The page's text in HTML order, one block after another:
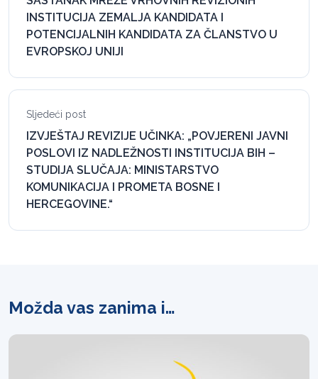
INSTITUCIJA ZEMALJA KANDIDATA I
POTENCIJALNIH KANDIDATA ZA ČLANSTVO U
EVROPSKOJ UNIJI
Sljedeći post
IZVJEŠTAJ REVIZIJE UČINKA: „POVJERENI JAVNI
POSLOVI IZ NADLEŽNOSTI INSTITUCIJA BIH –
STUDIJA SLUČAJA: MINISTARSTVO
KOMUNIKACIJA I PROMETA BOSNE I
HERCEGOVINE.“
Možda vas zanima i…